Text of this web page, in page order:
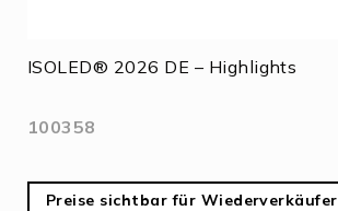
ISOLED® 2026 DE – Highlights
100358
Preise sichtbar für Wiederverkäufer